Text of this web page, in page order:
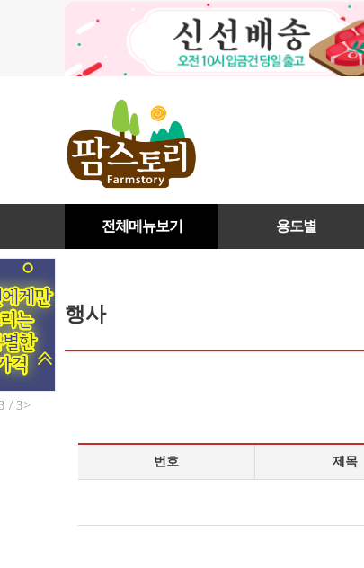
전체메뉴보기 용도별
/ 3>
행사
번호 제목